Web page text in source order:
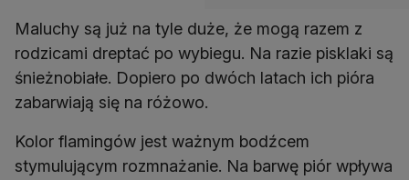
Maluchy są już na tyle duże, że mogą razem z
rodzicami dreptać po wybiegu. Na razie pisklaki są
śnieżnobiałe. Dopiero po dwóch latach ich pióra
zabarwiają się na różowo.
Kolor flamingów jest ważnym bodźcem
stymulującym rozmnażanie. Na barwę piór wpływa